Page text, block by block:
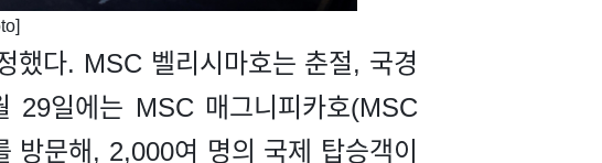
했다. MSC 벨리시마호는 춘절, 국경
29일에는 MSC 매그니피카호(MSC
문해, 2,000여 명의 국제 탑승객이